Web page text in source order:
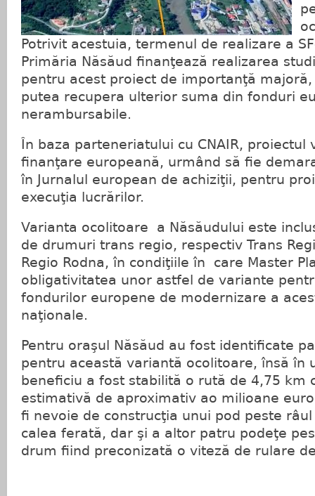
Potrivit acestuia, termenul de realizare a
Primăria Năsăud finanţează realizarea
pentru acest proiect de importanţă
putea recupera ulterior suma din fonduri
nerambursabile.
În baza parteneriatului cu CNAIR, proiectul
finanţare europeană, urmând să fie
în Jurnalul european de achiziţii, pentru
execuţia lucrărilor.
Varianta ocolitoare a Năsăudului este
de drumuri trans regio, respectiv Trans
Regio Rodna, în condiţiile în care Master
obligativitatea unor astfel de variante
fondurilor europene de modernizare a
naţionale.
Pentru oraşul Năsăud au fost identificate
pentru această variantă ocolitoare, însă în
beneficiu a fost stabilită o rută de 4,75 km
estimativă de aproximativ ao milioane
fi nevoie de construcţia unui pod peste
calea ferată, dar şi a altor patru podeţe
drum fiind preconizată o viteză de rulare